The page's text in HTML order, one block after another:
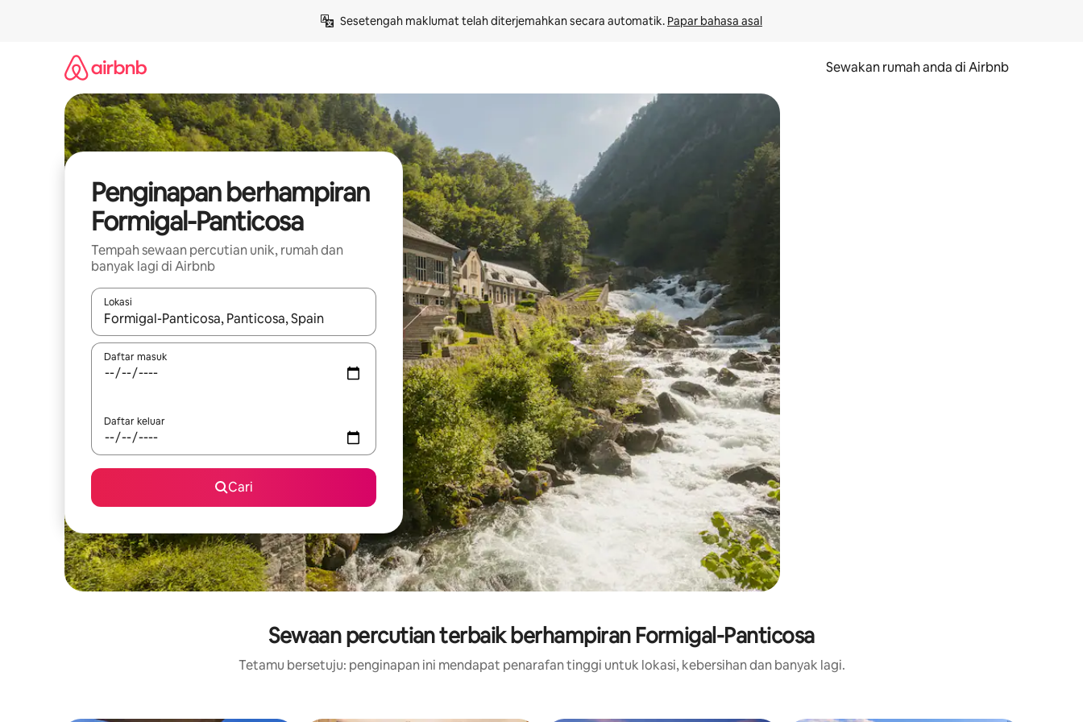
Sesetengah maklumat telah diterjemahkan secara automatik. Papar bahasa asal
Sewakan rumah anda di Airbnb
Penginapan berhampiran
Formigal-Panticosa
Tempah sewaan percutian unik, rumah dan
banyak lagi di Airbnb
Lokasi
Apabila hasil tersedia, navigasi dengan kekunci anak panah atas dan bawah atau teroka dengan sentuhan atau gerak leret.
Daftar masuk
Daftar keluar
Cari
Sewaan percutian terbaik berhampiran Formigal-Panticosa
Tetamu bersetuju: penginapan ini mendapat penarafan tinggi untuk lokasi, kebersihan dan banyak lagi.